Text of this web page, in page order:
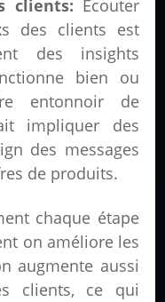
clients: Écouter
des clients est
des insights
bien ou
entonnoir de
impliquer des
des messages
de produits.
chaque étape
on améliore les
augmente aussi
clients, ce qui